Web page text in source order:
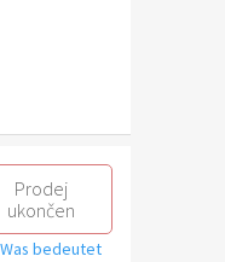
Prodej
ukončen
bedeutet